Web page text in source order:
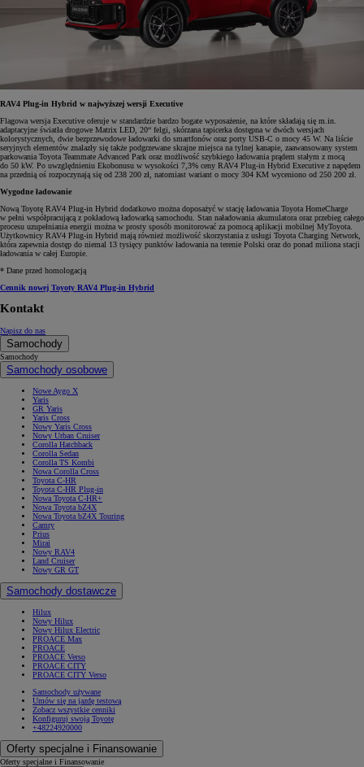
RAV4 Plug-in Hybrid w najwyższej wersji Executive
Flagowa wersja Executive oferuje w standardzie bardzo bogate wyposażenie, na które składają się m.in.
adaptacyjne światła drogowe Matrix LED, 20“ felgi, skórzana tapicerka dostępna w dwóch wersjach
kolorystycznych, dwie bezprzewodowe ładowarki do smartfonów oraz porty USB-C o mocy 45 W. Na liście
seryjnych elementów znalazły się także podgrzewane skrajne miejsca na tylnej kanapie, zaawansowany system
parkowania Toyota Teammate Advanced Park oraz możliwość szybkiego ładowania prądem stałym z mocą
do 50 kW. Po uwzględnieniu Ekobonusu w wysokości 7,3% ceny RAV4 Plug-in Hybrid Executive z napędem
na przednią oś rozpoczynają się od 238 200 zł, natomiast wariant o mocy 304 KM wyceniono od 250 200 zł.
Wygodne ładowanie
Nową Toyotę RAV4 Plug-in Hybrid dodatkowo można doposażyć w stację ładowania Toyota HomeCharge
w pełni współpracującą z pokładową ładowarką samochodu. Stan naładowania akumulatora oraz przebieg całego
procesu uzupełniania energii można w prosty sposób monitorować za pomocą aplikacji mobilnej MyToyota.
Użytkownicy RAV4 Plug-in Hybrid mają również możliwość skorzystania z usługi Toyota Charging Network,
która zapewnia dostęp do niemal 13 tysięcy punktów ładowania na terenie Polski oraz do ponad miliona stacji
ładowania w całej Europie.
* Dane przed homologacją
Cennik nowej Toyoty RAV4 Plug-in Hybrid
Kontakt
Napisz do nas
Samochody
Samochody
Samochody osobowe
Nowe Aygo X
Yaris
GR Yaris
Yaris Cross
Nowy Yaris Cross
Nowy Urban Cruiser
Corolla Hatchback
Corolla Sedan
Corolla TS Kombi
Nowa Corolla Cross
Toyota C-HR
Toyota C-HR Plug-in
Nowa Toyota C-HR+
Nowa Toyota bZ4X
Nowa Toyota bZ4X Touring
Camry
Prius
Mirai
Nowy RAV4
Land Cruiser
Nowy GR GT
Samochody dostawcze
Hilux
Nowy Hilux
Nowy Hilux Electric
PROACE Max
PROACE
PROACE Verso
PROACE CITY
PROACE CITY Verso
Samochody używane
Umów się na jazdę testową
Zobacz wszystkie cenniki
Konfiguruj swoją Toyotę
+48224920000
Oferty specjalne i Finansowanie
Oferty specjalne i Finansowanie